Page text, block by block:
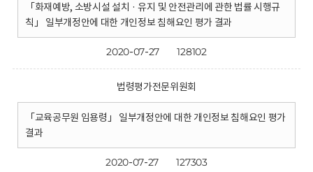
「화재예방, 소방시설 설치 · 유지 및 안전관리에 관한 법률 시행규
칙」 일부개정안에 대한 개인정보 침해요인 평가 결과
2020-07-27 128102
법령평가전문위원회
「교육공무원 임용령」 일부개정안에 대한 개인정보 침해요인 평가
결과
2020-07-27 127303